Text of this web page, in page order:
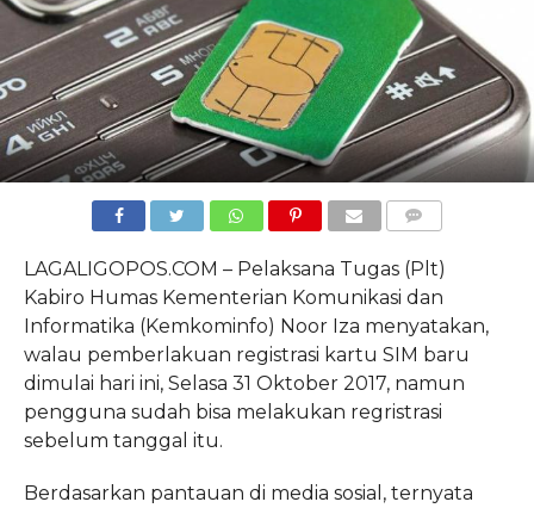
LAGALIGOPOS.COM – Pelaksana Tugas (Plt)
Kabiro Humas Kementerian Komunikasi dan
Informatika (Kemkominfo) Noor Iza menyatakan,
walau pemberlakuan registrasi kartu SIM baru
dimulai hari ini, Selasa 31 Oktober 2017, namun
pengguna sudah bisa melakukan regristrasi
sebelum tanggal itu.
Berdasarkan pantauan di media sosial, ternyata